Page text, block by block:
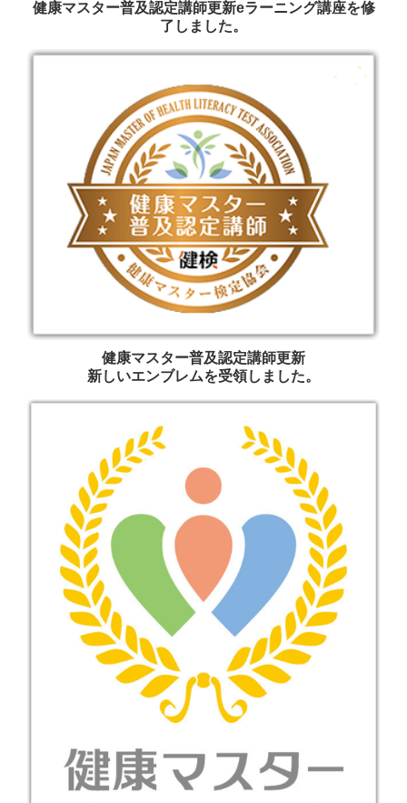
健康マスター普及認定講師更新eラーニング講座を修
了しました。
健康マスター普及認定講師更新
新しいエンブレムを受領しました。